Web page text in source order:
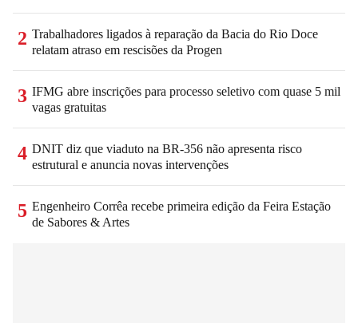
2 Trabalhadores ligados à reparação da Bacia do Rio Doce
relatam atraso em rescisões da Progen
3 IFMG abre inscrições para processo seletivo com quase 5 mil
vagas gratuitas
4 DNIT diz que viaduto na BR-356 não apresenta risco
estrutural e anuncia novas intervenções
5 Engenheiro Corrêa recebe primeira edição da Feira Estação
de Sabores & Artes